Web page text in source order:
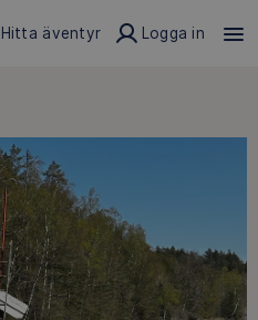
Hitta äventyr Logga in